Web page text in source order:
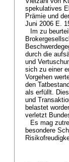
spekulatives
Prämie und
Juni 2006 E.
Im zu
durch die
und
sich zu einer
Vorgehen
den
als erfüllt.
und
belastet
verletzt
Es mag
besondere